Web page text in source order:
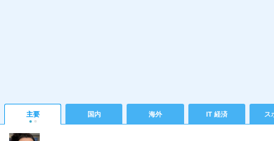
主要 国内 海外 IT 経済 ス